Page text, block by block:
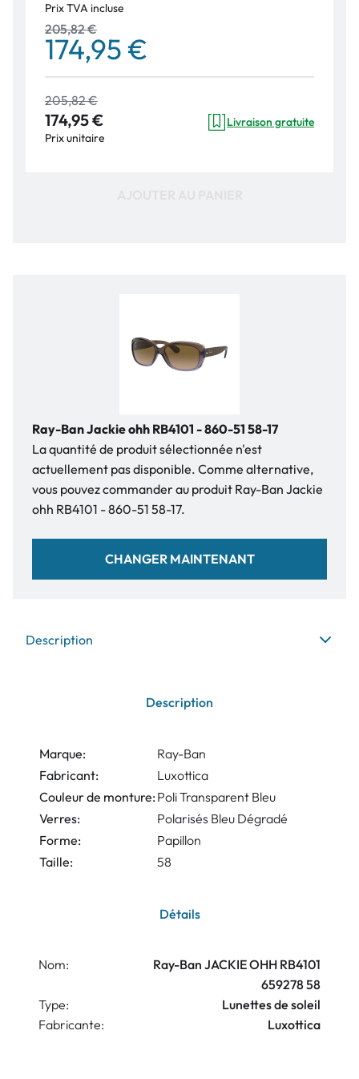
Prix TVA incluse
205,82 €
174,95 €
205,82 €
174,95 €
Prix unitaire
Livraison gratuite
Ray-Ban Jackie ohh RB4101 - 860-51 58-17
La quantité de produit sélectionnée n'est
actuellement pas disponible. Comme alternative,
vous pouvez commander au produit Ray-Ban Jackie
ohh RB4101 - 860-51 58-17.
CHANGER MAINTENANT
Description
Description
Marque:
Ray-Ban
Fabricant:
Luxottica
Couleur de monture: Poli Transparent Bleu
Verres:
Polarisés Bleu Dégradé
Forme:
Papillon
Taille:
58
Détails
Nom:
Ray-Ban JACKIE OHH RB4101
659278 58
Type:
Lunettes de soleil
Fabricante:
Luxottica